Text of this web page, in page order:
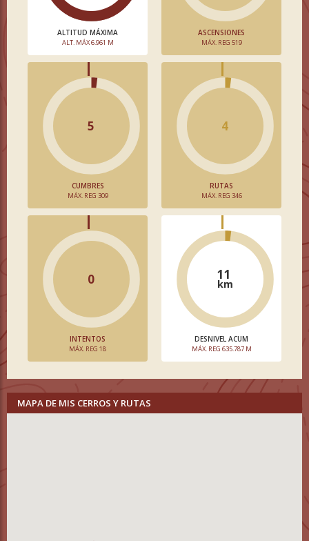
ALTITUD MÁXIMA
ALT. MÁX 6.961 M
ASCENSIONES
MÁX. REG 519
5
CUMBRES
MÁX. REG 309
4
RUTAS
MÁX. REG 346
0
INTENTOS
MÁX. REG 18
11
km
DESNIVEL ACUM
MÁX. REG 635.787 M
MAPA DE MIS CERROS Y RUTAS